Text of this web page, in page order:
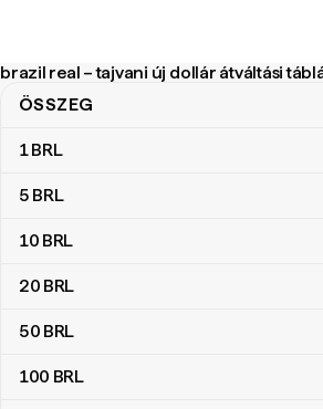
brazil real – tajvani új dollár átváltási
brazil real – tajvani új dollár átváltási táblázat
ÖSSZEG
1BRL
5 BRL
10 BRL
20 BRL
50 BRL
100 BRL